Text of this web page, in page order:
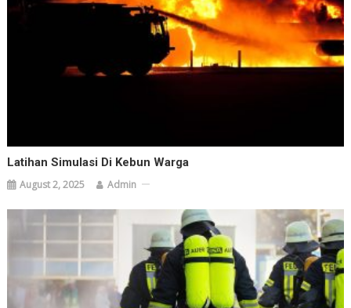
Latihan Simulasi Di Kebun Warga
August 2, 2025 Admin